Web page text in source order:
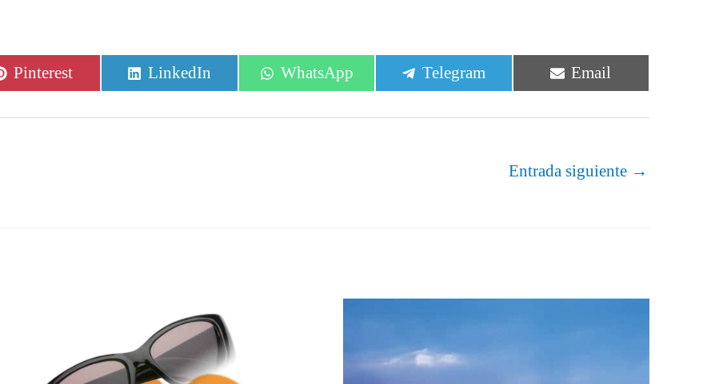
Compartir
en
Pinterest
Compartir
en
LinkedIn
Compartir
en
WhatsApp
Compartir
en
Telegram
Compartir
en
Email
Entrada siguiente →